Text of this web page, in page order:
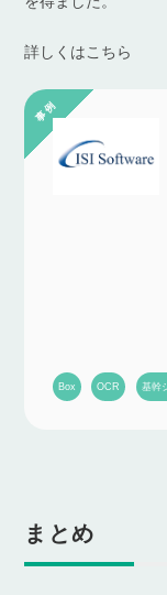
詳しくはこちら
Box OCR 基幹
まとめ